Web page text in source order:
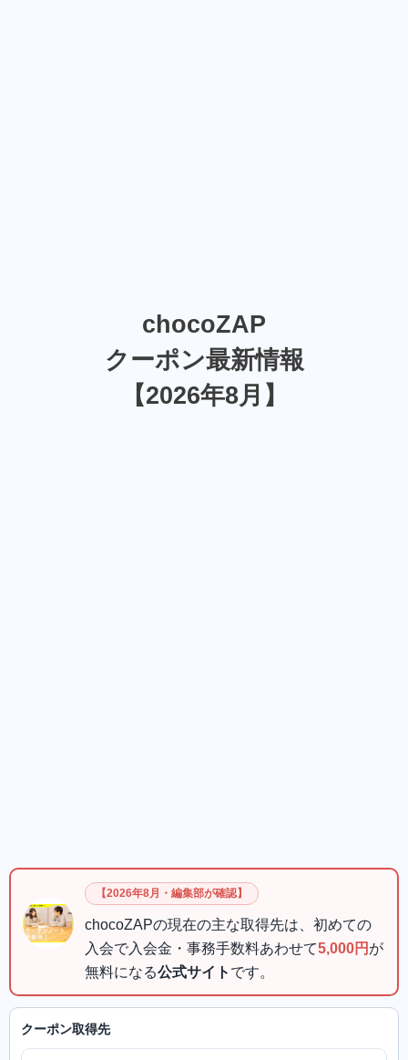
chocoZAP
クーポン最新情報
【2026年8月】
【2026年8月・編集部が確認】
chocoZAPの現在の主な取得先は、初めての
入会で入会金・事務手数料あわせて5,000円 が
無料になる公式サイト です。
クーポン取得先